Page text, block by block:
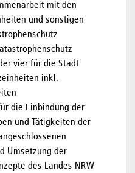
mit den
und sonstigen
vier für die Stadt
inkl.
die Einbindung der
und Tätigkeiten der
Umsetzung der
des Landes NRW